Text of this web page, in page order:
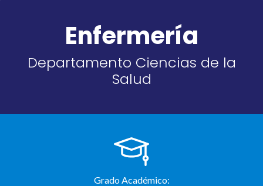
Enfermería
Departamento Ciencias de la
Salud
Grado Académico: